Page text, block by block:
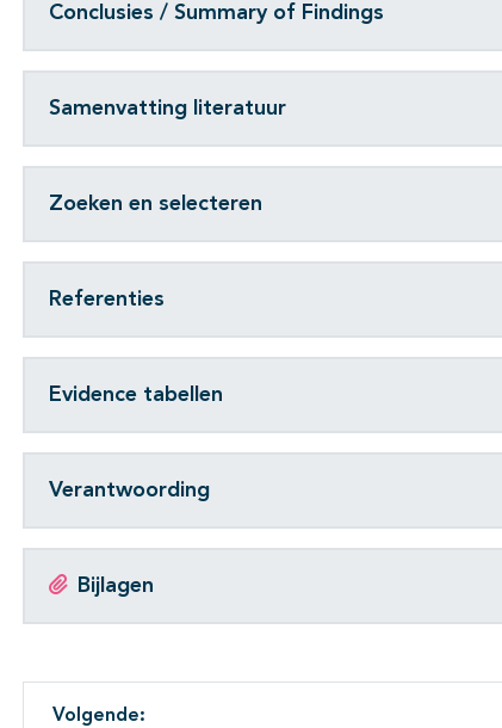
Conclusies / Summary of Findings
Samenvatting literatuur
Zoeken en selecteren
Referenties
Evidence tabellen
Verantwoording
Bijlagen
Volgende: